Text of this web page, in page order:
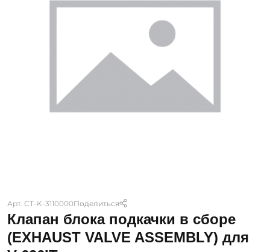
Арт. CT-K-3110000Поделиться
Клапан блока подкачки в сборе
(EXHAUST VALVE ASSEMBLY) для